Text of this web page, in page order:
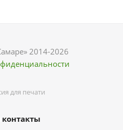
2014-2026
для печати